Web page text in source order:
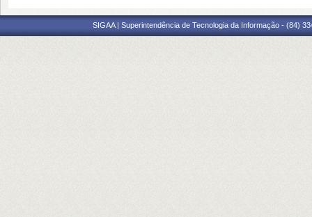
SIGAA | Superintendência de Tecnologia da Informação - (84)